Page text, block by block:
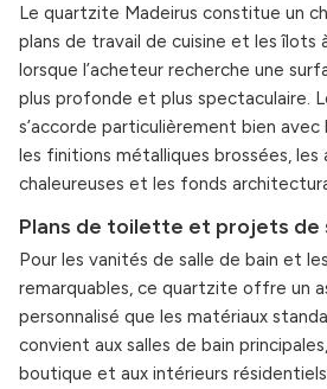
Le quartzite Madeirus constitue un
plans de travail de cuisine et les îlots
lorsque l’acheteur recherche une
plus profonde et plus spectaculaire.
s’accorde particulièrement bien avec
les finitions métalliques brossées, les
chaleureuses et les fonds
Plans de toilette et projets de
Pour les vanités de salle de bain et
remarquables, ce quartzite offre un
personnalisé que les matériaux
convient aux salles de bain
boutique et aux intérieurs